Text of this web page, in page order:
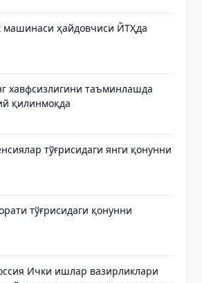
ҳайдовчиси ЙТҲда
хавфсизлигини таъминлашда
қилинмоқда
тўғрисидаги янги қонунни
тўғрисидаги қонунни
Ички ишлар вазирликлари